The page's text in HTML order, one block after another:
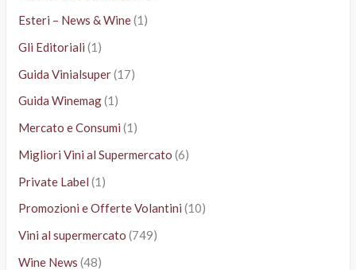
Esteri – News & Wine(1)
Gli Editoriali (1)
Guida Vinialsuper(17)
Guida Winemag(1)
Mercato e Consumi (1)
Migliori Vini al Supermercato (6)
Private Label (1)
Promozioni e Offerte Volantini (10)
Vini al supermercato (749)
Wine News (48)